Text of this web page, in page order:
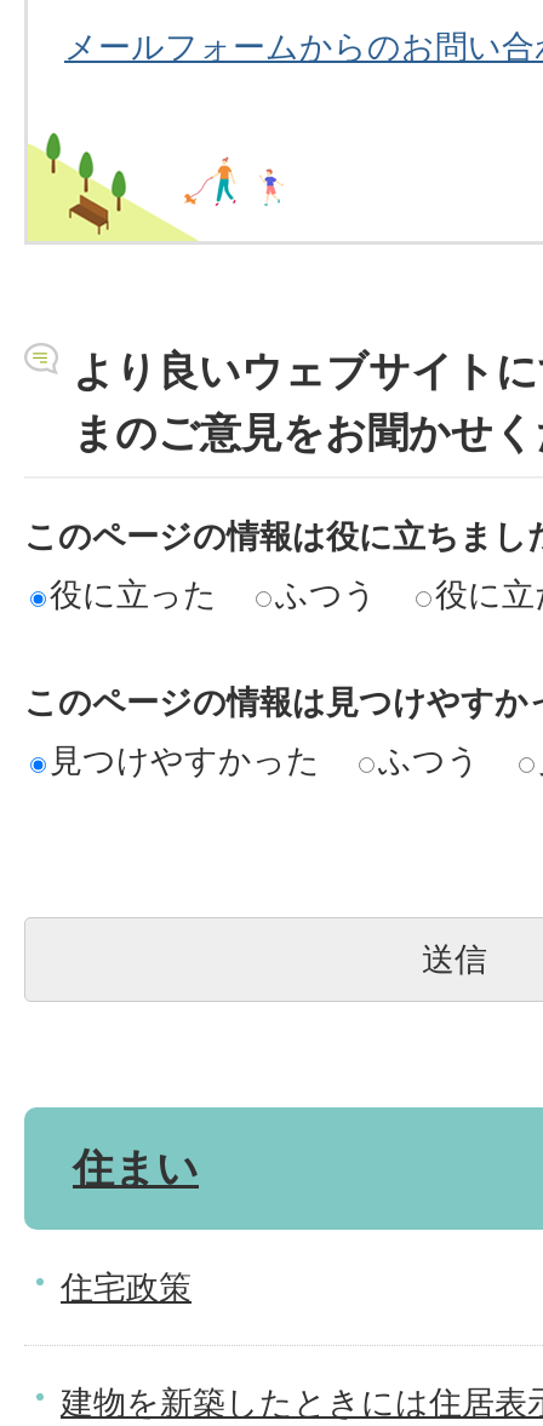
メールフォームからのお問い
より良いウェブサイト
まのご意見をお聞かせ
このページの情報は役に立ちまし
役に立った
ふつう 役に
このページの情報は見つけやすか
見つけやすかった
ふつう
住まい
住宅政策
建物を新築したときには住居表